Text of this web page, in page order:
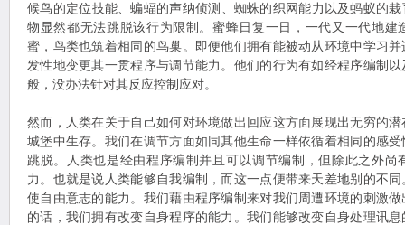
候鸟的定位技能、蝙蝠的声纳侦测、蜘蛛的织网能力以及蚂蚁的
物显然都无法跳脱该行为限制。蜜蜂日复一日，一代又一代地建
蜜，鸟类也筑着相同的鸟巢。即便他们拥有能被动从环境中学习
发性地变更其一贯程序与调节能力。他们的行为有如经程序编制
般，没办法针对其反应控制应对。
然而，人类在关于自己如何对环境做出回应这方面展现出无穷的
城堡中生存。我们在调节方面如同其他生命一样依循着相同的感
跳脱。人类也是经由程序编制并且可以调节编制，但除此之外尚
力。也就是说人类能够自我编制，而这一点便带来天差地别的不
使自由意志的能力。我们藉由程序编制来对我们周遭环境的刺激
的话，我们拥有改变自身程序的能力。我们能够改变自身处理讯